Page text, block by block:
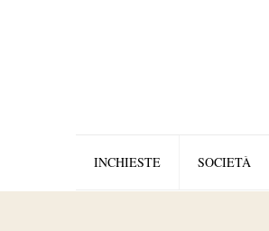
INCHIESTE SOCIETÀ